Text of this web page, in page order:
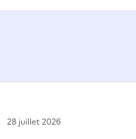
28 juillet 2026